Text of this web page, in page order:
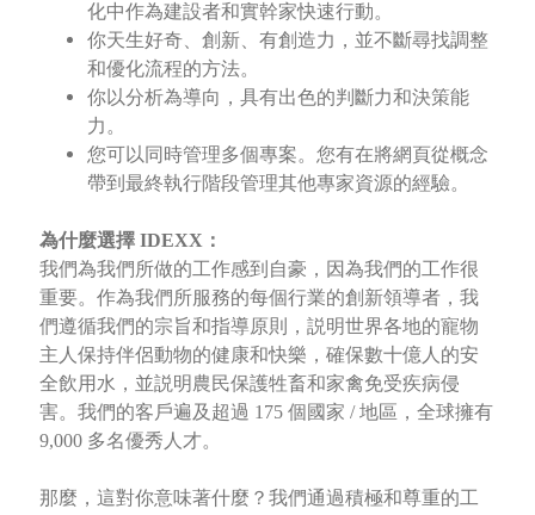
化中作為建設者和實幹家快速行動。
你天生好奇、創新、有創造力，並不斷尋找調整
和優化流程的方法。
你以分析為導向，具有出色的判斷力和決策能
力。
您可以同時管理多個專案。您有在將網頁從概念
帶到最終執行階段管理其他專家資源的經驗。
為什麼選擇 IDEXX：
我們為我們所做的工作感到自豪，因為我們的工作很
重要。作為我們所服務的每個行業的創新領導者，我
們遵循我們的宗旨和指導原則，説明世界各地的寵物
主人保持伴侶動物的健康和快樂，確保數十億人的安
全飲用水，並説明農民保護牲畜和家禽免受疾病侵
害。我們的客戶遍及超過 175 個國家 / 地區，全球擁有
9,000 多名優秀人才。
那麼，這對你意味著什麼？我們通過積極和尊重的工